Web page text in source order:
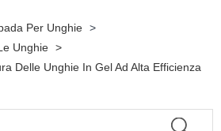
Per Unghie >
Unghie >
Delle Unghie In Gel Ad Alta Efficienza